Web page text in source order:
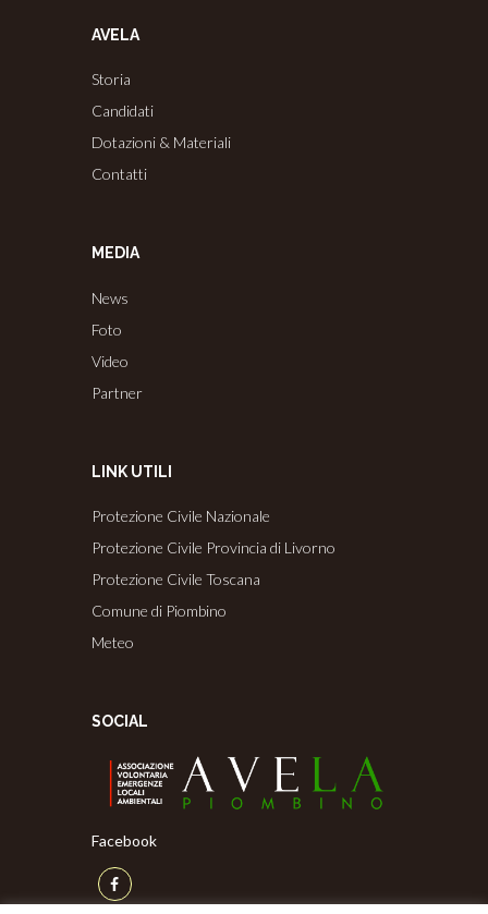
AVELA
Storia
Candidati
Dotazioni & Materiali
Contatti
MEDIA
News
Foto
Video
Partner
LINK UTILI
Protezione Civile Nazionale
Protezione Civile Provincia di Livorno
Protezione Civile Toscana
Comune di Piombino
Meteo
SOCIAL
Facebook